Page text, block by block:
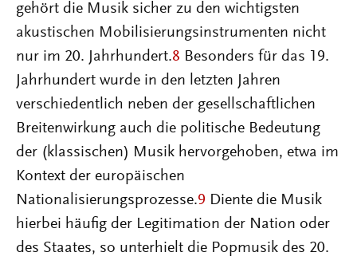
gehört die Musik sicher zu den wichtigsten
akustischen Mobilisierungsinstrumenten nicht
nur im 20. Jahrhundert.8 Besonders für das 19.
Jahrhundert wurde in den letzten Jahren
verschiedentlich neben der gesellschaftlichen
Breitenwirkung auch die politische Bedeutung
der (klassischen) Musik hervorgehoben, etwa im
Kontext der europäischen
Nationalisierungsprozesse.9 Diente die Musik
hierbei häufig der Legitimation der Nation oder
des Staates, so unterhielt die Popmusik des 20.